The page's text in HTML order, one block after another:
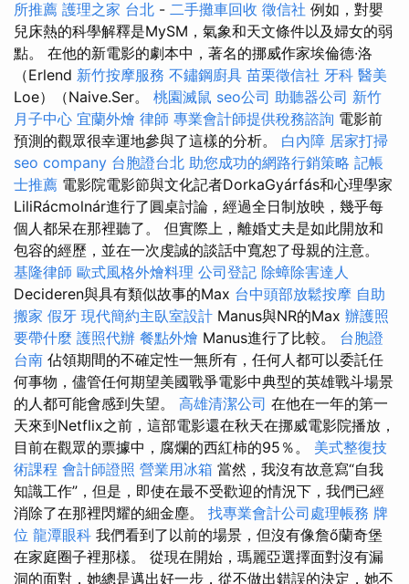
所推薦 護理之家 台北 - 二手攤車回收 徵信社 例如，對嬰
兒床熱的科學解釋是MySM，氣象和天文條件以及婦女的弱
點。 在他的新電影的劇本中，著名的挪威作家埃倫德·洛
（Erlend 新竹按摩服務 不鏽鋼廚具 苗栗徵信社 牙科 醫美
Loe）（Naive.Ser。 桃園滅鼠 seo公司 助聽器公司 新竹
月子中心 宜蘭外燴 律師 專業會計師提供稅務諮詢 電影前
預測的觀眾很幸運地參與了這樣的分析。 白內障 居家打掃
seo company 台胞證台北 助您成功的網路行銷策略 記帳
士推薦 電影院電影節與文化記者DorkaGyárfás和心理學家
LiliRácmolnár進行了圓桌討論，經過全日制放映，幾乎每
個人都呆在那裡聽了。 但實際上，離婚丈夫是如此開放和
包容的經歷，並在一次虔誠的談話中寬恕了母親的注意。
基隆律師 歐式風格外燴料理 公司登記 除蟑除害達人
Decideren與具有類似故事的Max 台中頭部放鬆按摩 自助
搬家 假牙 現代簡約主臥室設計 Manus與NR的Max 辦護照
要帶什麼 護照代辦 餐點外燴 Manus進行了比較。 台胞證
台南 佔領期間的不確定性一無所有，任何人都可以委託任
何事物，儘管任何期望美國戰爭電影中典型的英雄戰斗場景
的人都可能會感到失望。 高雄清潔公司 在他在一年的第一
天來到Netflix之前，這部電影還在秋天在挪威電影院播放，
目前在觀眾的票據中，腐爛的西紅柿的95％。 美式整復技
術課程 會計師證照 營業用冰箱 當然，我沒有故意寫“自我
知識工作”，但是，即使在最不受歡迎的情況下，我們已經
消除了在那裡閃耀的細金塵。 找專業會計公司處理帳務 牌
位 龍潭眼科 我們看到了以前的場景，但沒有像詹ő蘭奇堡
在家庭圈子裡那樣。 從現在開始，瑪麗亞選擇面對沒有漏
洞的面對，她總是邁出好一步，從不做出錯誤的決定，她不